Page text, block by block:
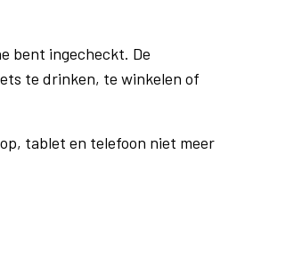
bent ingecheckt. De
te drinken, te winkelen of
tablet en telefoon niet meer